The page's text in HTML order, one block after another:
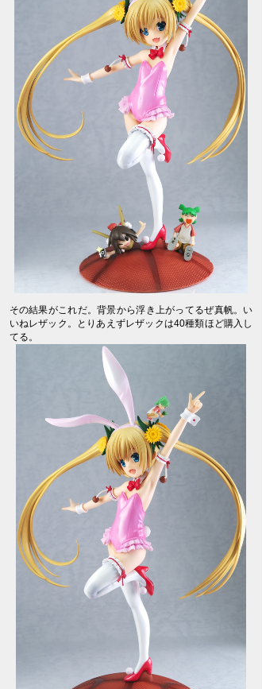
その結果がこれだ。背景から浮き上がってるぜ真帆。い
いねレザック。とりあえずレザックは40種類ほど購入し
てる。